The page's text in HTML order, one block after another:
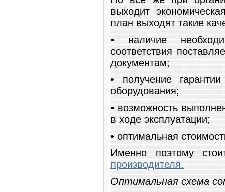
выходит
план выходят такие
• наличие
соответствия
документам;
• получение
оборудования;
• возможность
в ходе эксплуатации;
• оптимальная
Именно поэтому
производителя.
Оптимальная схема